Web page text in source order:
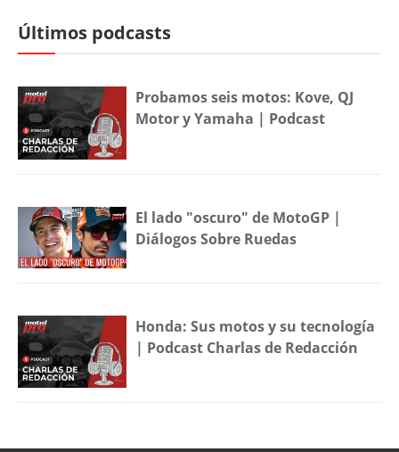
Últimos podcasts
Probamos seis motos: Kove, QJ
Motor y Yamaha | Podcast
El lado "oscuro" de MotoGP |
Diálogos Sobre Ruedas
Honda: Sus motos y su tecnología
| Podcast Charlas de Redacción